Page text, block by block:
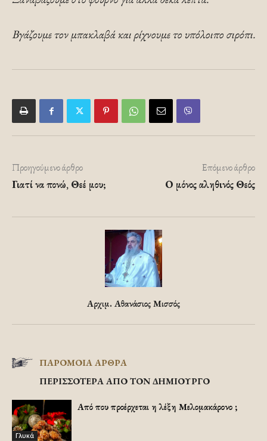
Βγάζουμε τον μπακλαβά και ρίχνουμε το υπόλοιπο σιρόπι.
Προηγούμενο άρθρο
Γιατί να πονώ, Θεέ μου;
Επόμενο άρθρο
Ο μόνος αληθινός Θεός
Αρχιμ. Αθανάσιος Μισσός
ΠΑΡΟΜΟΙΑ ΑΡΘΡΑ
ΠΕΡΙΣΣΟΤΕΡΑ ΑΠΟ ΤΟΝ ΔΗΜΙΟΥΡΓΟ
Γλυκά
Από που προέρχεται η λέξη Μελομακάρονο ;